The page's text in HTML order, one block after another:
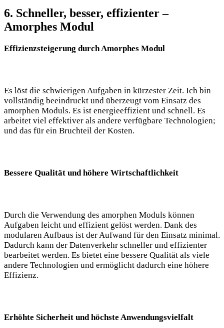
6. Schneller, besser, effizienter –
Amorphes Modul
Effizienzsteigerung durch Amorphes Modul
Es löst die schwierigen Aufgaben in kürzester Zeit. Ich bin
vollständig beeindruckt und überzeugt vom Einsatz des
amorphen Moduls. Es ist energieeffizient und schnell. Es
arbeitet viel effektiver als andere verfügbare Technologien;
und das für ein Bruchteil der Kosten.
Bessere Qualität und höhere Wirtschaftlichkeit
Durch die Verwendung des amorphen Moduls können
Aufgaben leicht und effizient gelöst werden. Dank des
modularen Aufbaus ist der Aufwand für den Einsatz minimal.
Dadurch kann der Datenverkehr schneller und effizienter
bearbeitet werden. Es bietet eine bessere Qualität als viele
andere Technologien und ermöglicht dadurch eine höhere
Effizienz.
Erhöhte Sicherheit und höchste Anwendungsvielfalt